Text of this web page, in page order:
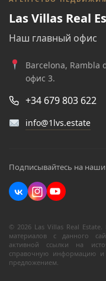
Las Villas Real
Наш главный офис
Barcelona, Rambla
офис 3.
+34 679 803 622
info@1lvs.estate
Подписывайтесь на наши
© 2026 Las Villas Real Estate.
материалов с данного
активной ссылки на
справочную информацию
предложением.